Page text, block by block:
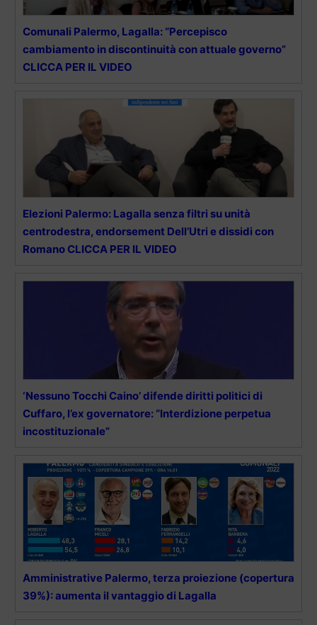
Comunali Palermo, Lagalla: “Percepisco
cambiamento in discontinuità con attuale governo”
CLICCA PER IL VIDEO
Elezioni Palermo: Lagalla senza filtri su unità
centrodestra, endorsement Dell’Utri e dissidi con
Romano CLICCA PER IL VIDEO
‘Nessuno Tocchi Caino’ difende diritti politici di
Cuffaro, l’ex governatore: “Interdizione perpetua
incostituzionale”
Amministrative Palermo, terza proiezione (copertura
39%): aumenta il vantaggio di Lagalla